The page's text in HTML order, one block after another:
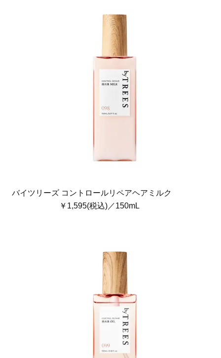
バイツリーズ コントロールリペアヘアミルク
￥1,595(税込)／150mL